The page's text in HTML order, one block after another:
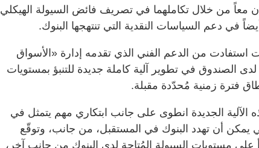
معاً من خلال تكاملهما في تصريف فائض السيولة الهيكلي
في دعم السياسات النقدية التي تنتهجها البنوك.
استفادت من الدعم الفني الذي تقدمه إدارة «الأسواق
الصندوق في تطوير آلية كاملة جديدة للتنبؤ بمستويات
فترة زمنية مُحدّدة مقبلة.
الآلية الجديدة انطوى على جانب ابتكاري مهم يتمثل في
يمكن أن تهدد البنوك في المستقبل، من جانب، وتوقّع
على مستويات السيولة المُتاحة لدى البنوك من جانب آخر،